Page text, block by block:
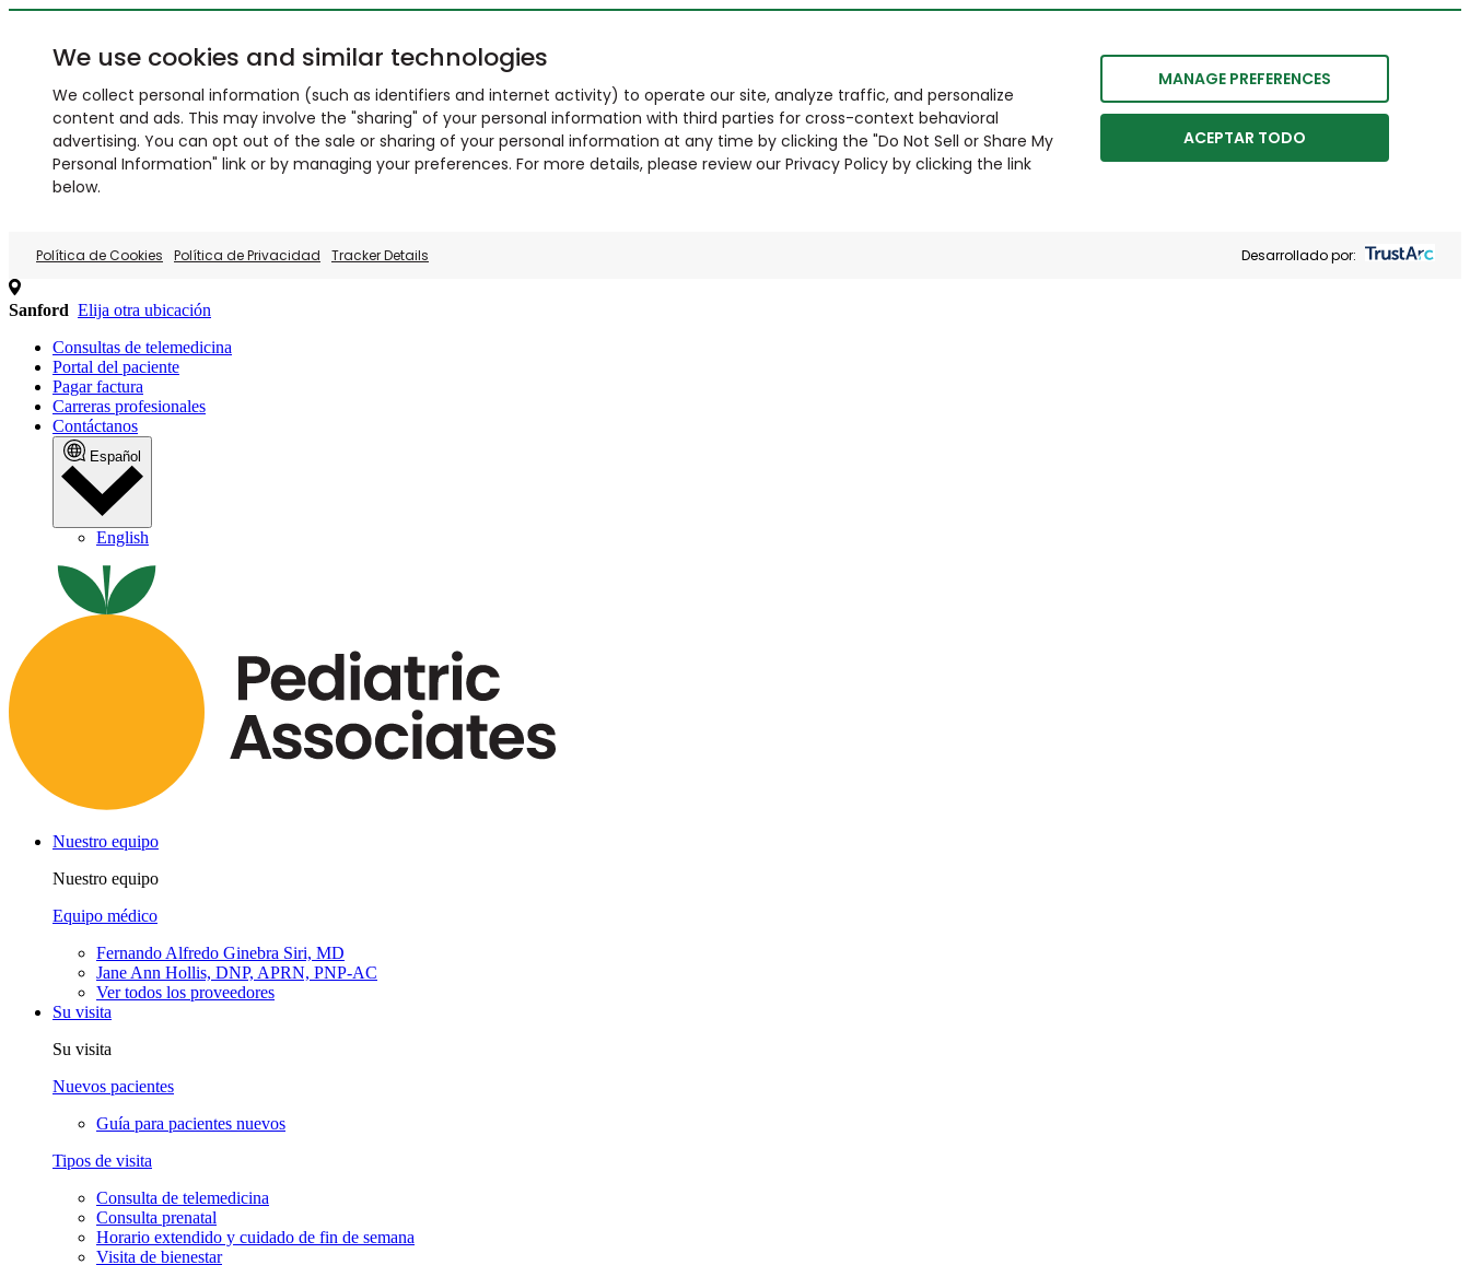
We use cookies and similar technologies
We collect personal information (such as identifiers and internet activity) to operate our site, analyze traffic, and personalize
content and ads. This may involve the "sharing" of your personal information with third parties for cross-context behavioral
advertising. You can opt out of the sale or sharing of your personal information at any time by clicking the "Do Not Sell or Share My
Personal Information" link or by managing your preferences. For more details, please review our Privacy Policy by clicking the link
below.
MANAGE PREFERENCES
ACEPTAR TODO
Política de Cookies Política de Privacidad Tracker Details Desarrollado por:
Sanford Elija otra ubicación
Consultas de telemedicina
Portal del paciente
Pagar factura
Carreras profesionales
Contáctanos
Español
English
Nuestro equipo
Nuestro equipo
Equipo médico
Fernando Alfredo Ginebra Siri, MD
Jane Ann Hollis, DNP, APRN, PNP-AC
Ver todos los proveedores
Su visita
Su visita
Nuevos pacientes
Guía para pacientes nuevos
Tipos de visita
Consulta de telemedicina
Consulta prenatal
Horario extendido y cuidado de fin de semana
Visita de bienestar